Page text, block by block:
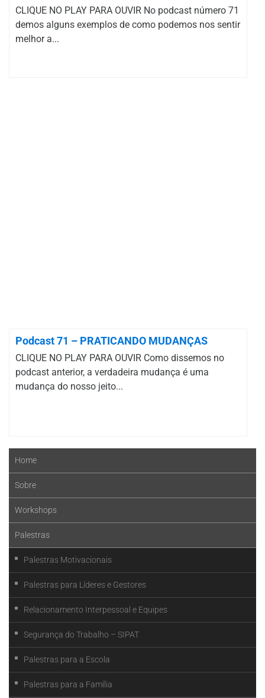
CLIQUE NO PLAY PARA OUVIR No podcast número 71
demos alguns exemplos de como podemos nos sentir
melhor a...
Podcast 71 – PRATICANDO MUDANÇAS
CLIQUE NO PLAY PARA OUVIR Como dissemos no
podcast anterior, a verdadeira mudança é uma
mudança do nosso jeito...
Home
Sobre
Workshops
Palestras
Palestras Motivacionais
Palestras para Líderes e Gestores
Relacionamento Interpessoal e Equipes
Segurança do Trabalho – SIPAT
Palestras para a Escola
Palestras para a Família